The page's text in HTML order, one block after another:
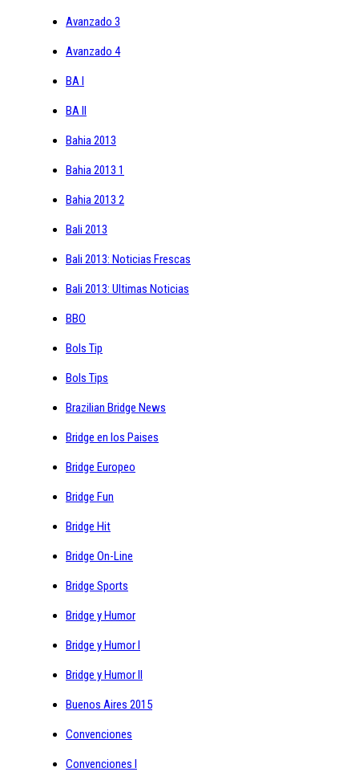
Avanzado 3
Avanzado 4
BA I
BA II
Bahia 2013
Bahia 2013 1
Bahia 2013 2
Bali 2013
Bali 2013: Noticias Frescas
Bali 2013: Ultimas Noticias
BBO
Bols Tip
Bols Tips
Brazilian Bridge News
Bridge en los Paises
Bridge Europeo
Bridge Fun
Bridge Hit
Bridge On-Line
Bridge Sports
Bridge y Humor
Bridge y Humor I
Bridge y Humor II
Buenos Aires 2015
Convenciones
Convenciones I